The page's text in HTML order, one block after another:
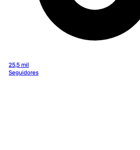
25,5 mil
Seguidores